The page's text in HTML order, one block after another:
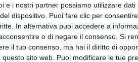
e i nostri partner possiamo utilizzare
dispositivo. Puoi fare clic per
In alternativa puoi accedere a
o di negare il consenso. Si
il tuo consenso, ma hai il diritto di
sito web. Puoi modificare le tue